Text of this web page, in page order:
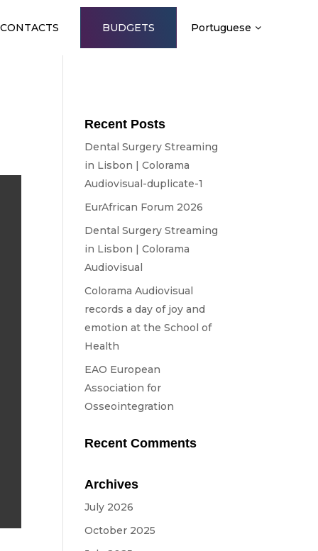
CONTACTS BUDGETS Portuguese
Recent Posts
Dental Surgery Streaming
in Lisbon | Colorama
Audiovisual-duplicate-1
EurAfrican Forum 2026
Dental Surgery Streaming
in Lisbon | Colorama
Audiovisual
Colorama Audiovisual
records a day of joy and
emotion at the School of
Health
EAO European
Association for
Osseointegration
Recent Comments
Archives
July 2026
October 2025